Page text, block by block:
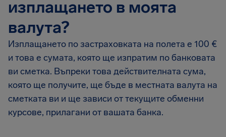
изплащането в моята
валута?
Изплащането по застраховката на полета е 100 €
и това е сумата, която ще изпратим по банковата
ви сметка. Въпреки това действителната сума,
която ще получите, ще бъде в местната валута на
сметката ви и ще зависи от текущите обменни
курсове, прилагани от вашата банка.